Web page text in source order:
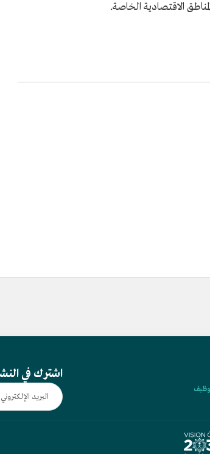
الاقتصادية الخاصة.
اشترك في